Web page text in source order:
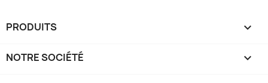
PRODUITS 
NOTRE SOCIÉTÉ 